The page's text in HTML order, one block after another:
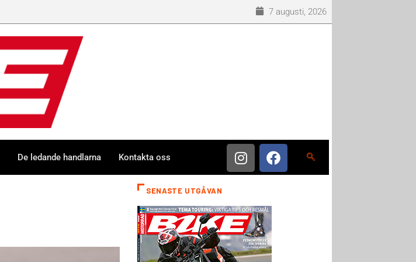
7 augusti, 2026
De ledande handlarna Kontakta oss
SENASTE UTGÅVAN